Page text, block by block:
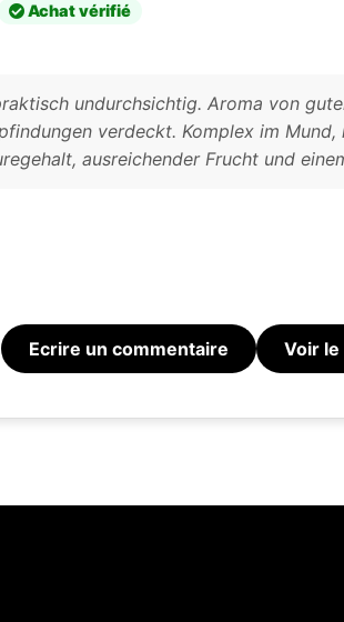
Achat vérifié
undurchsichtig. Aroma von
verdeckt. Komplex im
ausreichender Frucht und
Ecrire un commentaire Voir